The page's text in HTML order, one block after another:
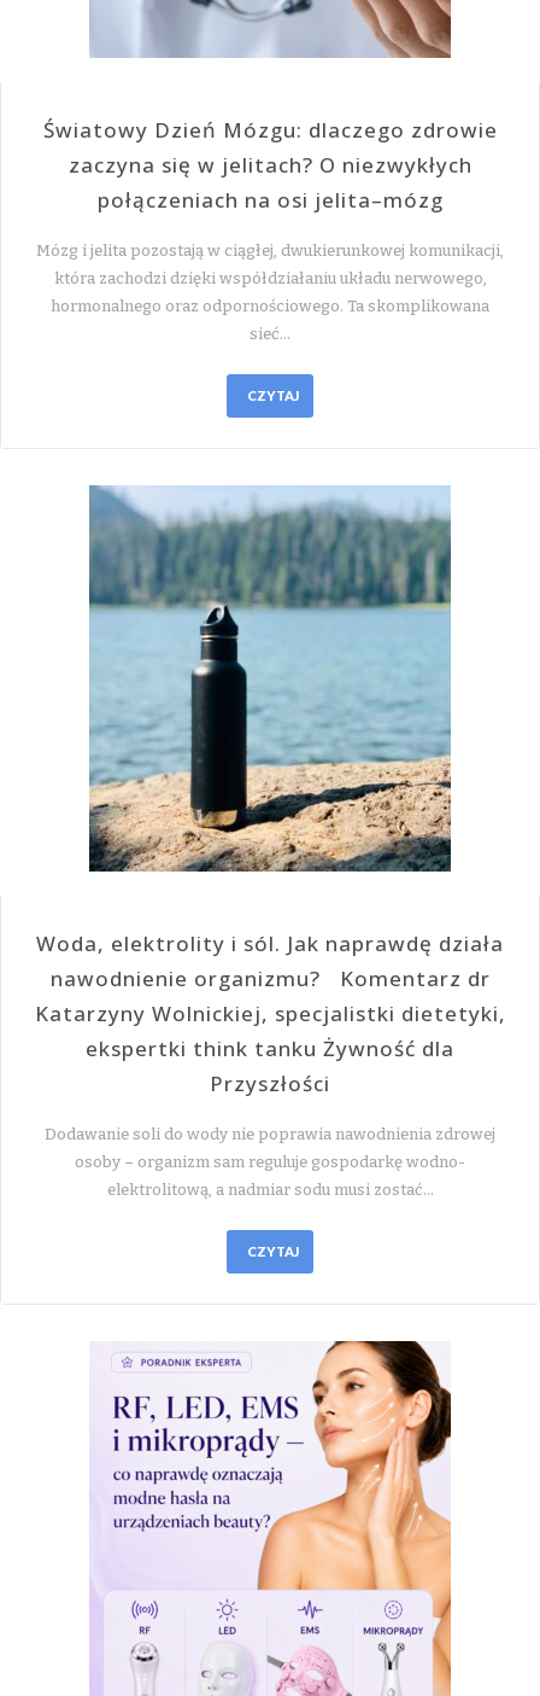
Światowy Dzień Mózgu: dlaczego zdrowie
zaczyna się w jelitach? O niezwykłych
połączeniach na osi jelita–mózg
Mózg i jelita pozostają w ciągłej, dwukierunkowej komunikacji,
która zachodzi dzięki współdziałaniu układu nerwowego,
hormonalnego oraz odpornościowego. Ta skomplikowana
sieć…
CZYTAJ
Woda, elektrolity i sól. Jak naprawdę działa
nawodnienie organizmu? Komentarz dr
Katarzyny Wolnickiej, specjalistki dietetyki,
ekspertki think tanku Żywność dla
Przyszłości
Dodawanie soli do wody nie poprawia nawodnienia zdrowej
osoby – organizm sam reguluje gospodarkę wodno-
elektrolitową, a nadmiar sodu musi zostać…
CZYTAJ